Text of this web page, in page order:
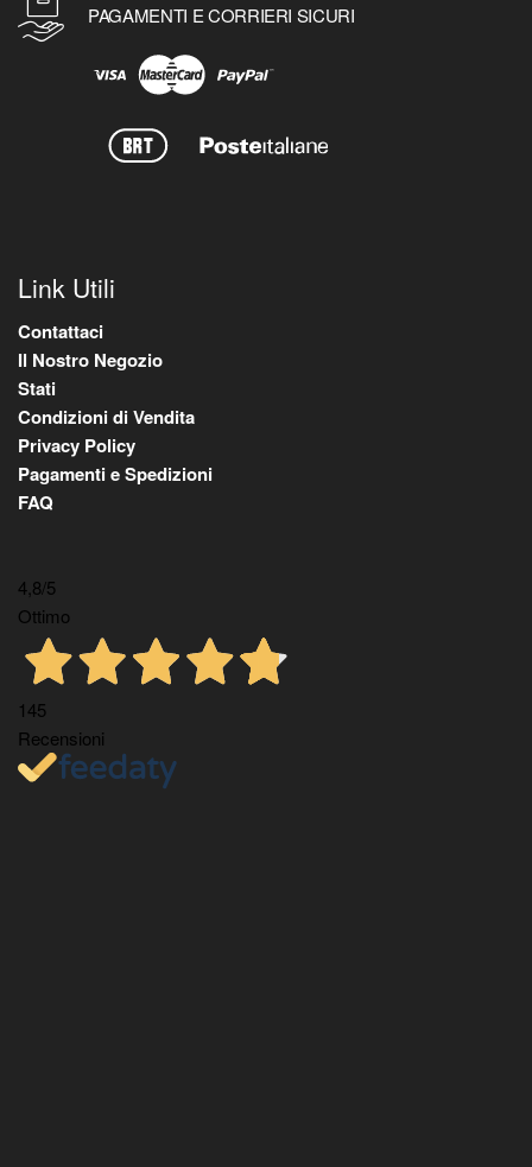
PAGAMENTI E CORRIERI SICURI
Link Utili
Contattaci
Il Nostro Negozio
Stati
Condizioni di Vendita
Privacy Policy
Pagamenti e Spedizioni
FAQ
4,8/5
Ottimo
145
Recensioni